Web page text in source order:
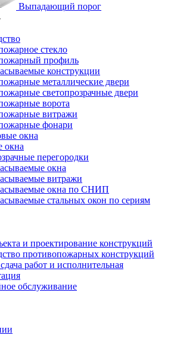
Выпадающий порог
стекло
профиль
конструкции
металлические двери
светопрозрачные двери
ворота
витражи
фонари
окна
окна
перегородки
окна
витражи
окна по СНИП
стальных окон по сериям
и проектирование конструкций
противопожарных конструкций
работ и исполнительная
обслуживание